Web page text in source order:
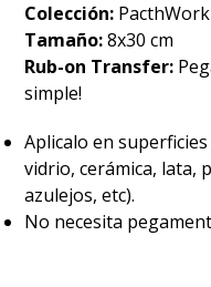
Colección: PacthWork
Tamaño:8x30 cm
Rub-on Transfer:
simple!
Aplicalo en
vidrio, cerámica, lata,
azulejos, etc).
No necesita